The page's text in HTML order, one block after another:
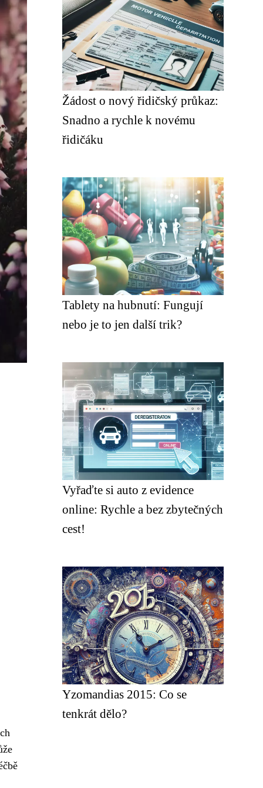
Žádost o nový řidičský průkaz:
Snadno a rychle k novému
řidičáku
Tablety na hubnutí: Fungují
nebo je to jen další trik?
Vyřaďte si auto z evidence
online: Rychle a bez zbytečných
cest!
Yzomandias 2015: Co se
tenkrát dělo?